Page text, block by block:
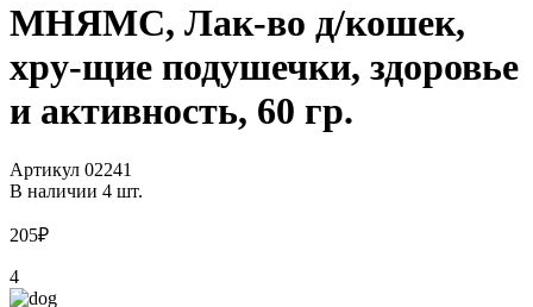
МНЯМС, Лак-во д/кошек,
хру-щие подушечки, здоровье
и активность, 60 гр.
Артикул 02241
В наличии 4 шт.
205₽
4